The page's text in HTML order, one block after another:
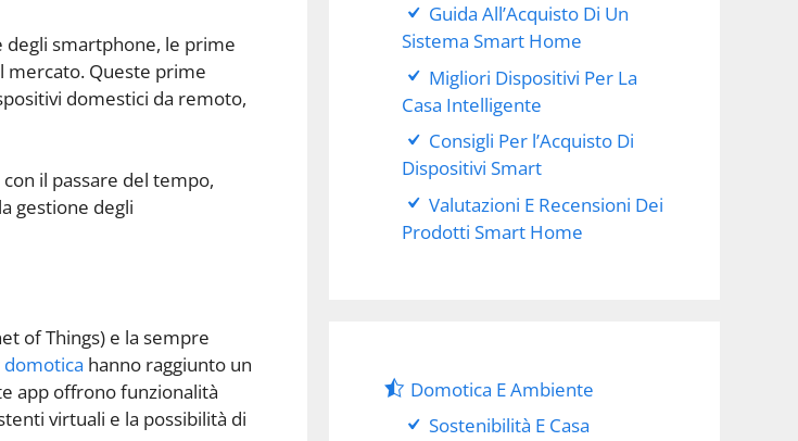
degli smartphone, le prime
mercato. Queste prime
domestici da remoto,
il passare del tempo,
gestione degli
of Things) e la sempre
hanno raggiunto un
app offrono funzionalità
virtuali e la possibilità di
Guida All’Acquisto Di Un
Sistema Smart Home
Migliori Dispositivi Per La
Casa Intelligente
Consigli Per l’Acquisto Di
Dispositivi Smart
Valutazioni E Recensioni Dei
Prodotti Smart Home
Domotica E Ambiente
Sostenibilità E Casa